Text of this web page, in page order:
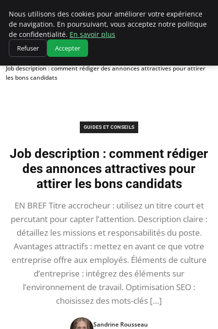
Chasseur De Tête
Accueil
Guides et Conseils
Job description : comment rédiger des annonces attractives pour attirer
les bons candidats
GUIDES ET CONSEILS
Job description : comment rédiger
des annonces attractives pour
attirer les bons candidats
EN BREF Titre accrocheur : utilisez un titre court et
percutant pour capter l’attention. Description claire :
détaillez les missions et responsabilités du poste.
Avantages attractifs : mettez en avant ce que votre
entreprise offre aux employés. Éléments de culture
d’entreprise : intégrez des éléments sur
l’environnement de travail. Optimisation SEO :
choisissez des mots-clés […]
Sandrine Rousseau
Nous utilisons des cookies pour améliorer votre expérience
de navigation. En poursuivant, vous acceptez notre politique
de confidentialité. En savoir plus
Refuser Accepter